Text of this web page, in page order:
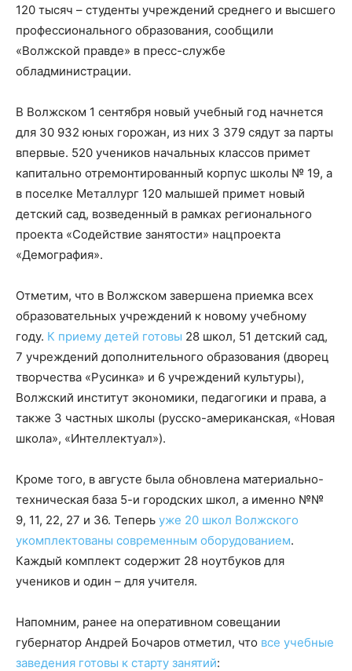
120 тысяч – студенты учреждений среднего и высшего
профессионального образования, сообщили
«Волжской правде» в пресс-службе
обладминистрации.
В Волжском 1 сентября новый учебный год начнется
для 30 932 юных горожан, из них 3 379 сядут за парты
впервые. 520 учеников начальных классов примет
капитально отремонтированный корпус школы № 19, а
в поселке Металлург 120 малышей примет новый
детский сад, возведенный в рамках регионального
проекта «Содействие занятости» нацпроекта
«Демография».
Отметим, что в Волжском завершена приемка всех
образовательных учреждений к новому учебному
году. К приему детей готовы 28 школ, 51 детский сад,
7 учреждений дополнительного образования (дворец
творчества «Русинка» и 6 учреждений культуры),
Волжский институт экономики, педагогики и права, а
также 3 частных школы (русско-американская, «Новая
школа», «Интеллектуал»).
Кроме того, в августе была обновлена материально-
техническая база 5-и городских школ, а именно №№
9, 11, 22, 27 и 36. Теперь уже 20 школ Волжского
укомплектованы современным оборудованием.
Каждый комплект содержит 28 ноутбуков для
учеников и один – для учителя.
Напомним, ранее на оперативном совещании
губернатор Андрей Бочаров отметил, что все учебные
заведения готовы к старту занятий: